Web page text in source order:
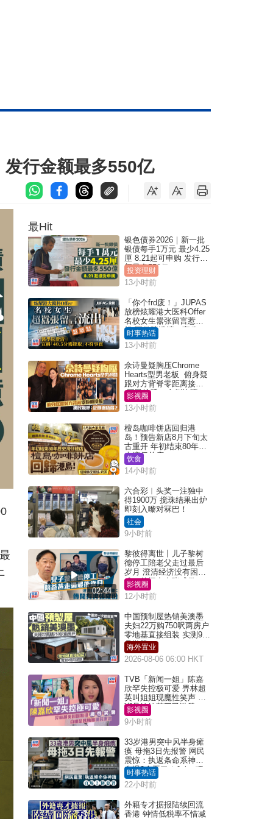
行金额最多550亿
最Hit
银色债券2026｜新一批
银债每手1万元 最少4.25
厘 8.21起可申购 发行金
额最多550亿
投资理财
13小时前
「你个frd废！」JUPAS
放榜炫耀港大医科Offer
名校女生嚣张留言惹众
怒 医学院澄清：宣称
「40.5分获录取」不符事
实｜Juicy叮
时事热话
13小时前
佘诗曼疑胸压Chrome
Hearts型男老板 俯身疑
跟对方背脊零距离接触
网民惊呼：企侧边唔
得？
影视圈
13小时前
檀岛咖啡饼店回归港
岛！预告新店8月下旬太
古重开 年初结束80年历
史湾仔总店
饮食
14小时前
六合彩︱头奖一注独中
得1900万 搅珠结果出炉
即刻入嚟对冧巴！
社会
9小时前
02:44
黎彼得离世丨儿子黎树
德停工陪老父走过最后
岁月 澄清经济没有困
难：传闻有夸张成份
影视圈
12小时前
中国预制屋热销美澳墨
夫妇22万购750呎两房户
零地基直接组装 实测9个
月激赞
海外置业
2026-08-06 06:00 HKT
TVB「新闻一姐」陈嘉
欣罕失控极可爱 畀林超
英叫姐姐现魔性笑声 自
嘲是姨姨获网民激赞
影视圈
9小时前
33岁港男突中风半身瘫
痪 母拖3日先报警 网民
震惊：执返条命系神迹
自爆2个恶习｜Juicy叮
时事热话
22小时前
外籍专才据报陆续回流
香港 钟情低税率不惜减